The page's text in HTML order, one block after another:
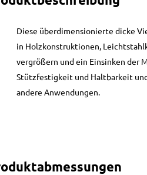
Diese überdimensionierte dicke
in Holzkonstruktionen,
vergrößern und ein Einsinken der
Stützfestigkeit und Haltbarkeit
andere Anwendungen.